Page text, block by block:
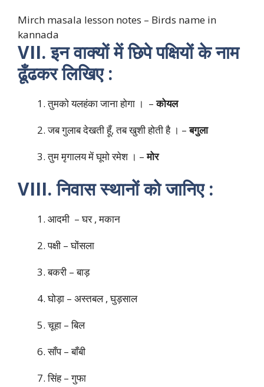
Mirch masala lesson notes – Birds name in
kannada
VII. इन वाक्यों में छिपे पक्षियों के नाम
ढूँढकर लिखिए :
तुमको यलहंका जाना होगा । –कोयल
जब गुलाब देखती हूँ, तब खुशी होती है । –बगुला
तुम मृगालय में घूमो रमेश । –मोर
VIII. निवास स्थानों को जानिए :
आदमी – घर , मकान
पक्षी – घोंसला
बकरी – बाड़
घोड़ा – अस्तबल , घुड़साल
चूहा – बिल
साँप – बाँबी
सिंह – गुफा